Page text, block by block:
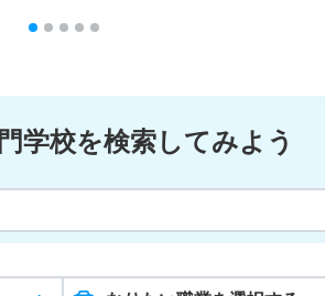
学校を検索してみよう